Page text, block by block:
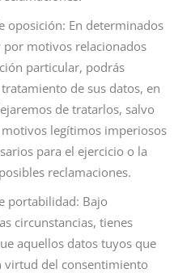
oposición: En determinados
por motivos relacionados
particular, podrás
de sus datos, en
de tratarlos, salvo
legítimos imperiosos
para el ejercicio o la
reclamaciones.
portabilidad: Bajo
circunstancias, tienes
aquellos datos tuyos que
virtud del consentimiento